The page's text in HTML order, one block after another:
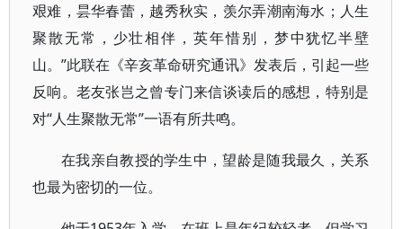
艰难，昙华春蕾，越秀秋实，羡尔弄潮南海水；人生
聚散无常，少壮相伴，英年惜别，梦中犹忆半壁
山。”此联在《辛亥革命研究通讯》发表后，引起一些
反响。老友张岂之曾专门来信谈读后的感想，特别是
对“人生聚散无常”一语有所共鸣。
在我亲自教授的学生中，望龄是随我最久，关系
也最为密切的一位。